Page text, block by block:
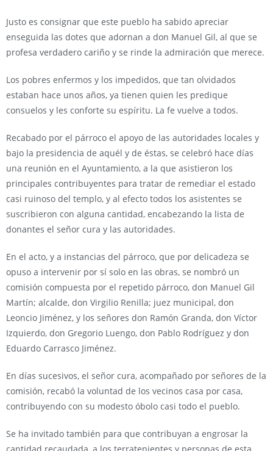
Justo es consignar que este pueblo ha sabido apreciar
enseguida las dotes que adornan a don Manuel Gil, al que se
profesa verdadero cariño y se rinde la admiración que merece.
Los pobres enfermos y los impedidos, que tan olvidados
estaban hace unos años, ya tienen quien les predique
consuelos y les conforte su espíritu. La fe vuelve a todos.
Recabado por el párroco el apoyo de las autoridades locales y
bajo la presidencia de aquél y de éstas, se celebró hace días
una reunión en el Ayuntamiento, a la que asistieron los
principales contribuyentes para tratar de remediar el estado
casi ruinoso del templo, y al efecto todos los asistentes se
suscribieron con alguna cantidad, encabezando la lista de
donantes el señor cura y las autoridades.
En el acto, y a instancias del párroco, que por delicadeza se
opuso a intervenir por sí solo en las obras, se nombró un
comisión compuesta por el repetido párroco, don Manuel Gil
Martín; alcalde, don Virgilio Renilla; juez municipal, don
Leoncio Jiménez, y los señores don Ramón Granda, don Víctor
Izquierdo, don Gregorio Luengo, don Pablo Rodríguez y don
Eduardo Carrasco Jiménez.
En días sucesivos, el señor cura, acompañado por señores de la
comisión, recabó la voluntad de los vecinos casa por casa,
contribuyendo con su modesto óbolo casi todo el pueblo.
Se ha invitado también para que contribuyan a engrosar la